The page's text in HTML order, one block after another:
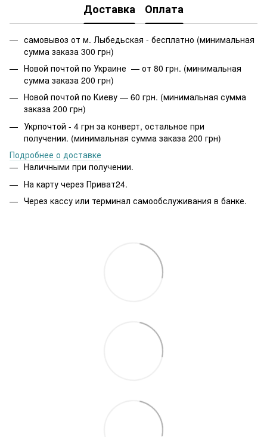
Доставка Оплата
самовывоз от м. Лыбедьская - бесплатно (минимальная
сумма заказа 300 грн)
Новой почтой по Украине — от 80 грн. (минимальная
сумма заказа 200 грн)
Новой почтой по Киеву — 60 грн. (минимальная сумма
заказа 200 грн)
Укрпочтой - 4 грн за конверт, остальное при
получении. (минимальная сумма заказа 200 грн)
Подробнее о доставке
Наличными при получении.
На карту через Приват24.
Через кассу или терминал самообслуживания в банке.